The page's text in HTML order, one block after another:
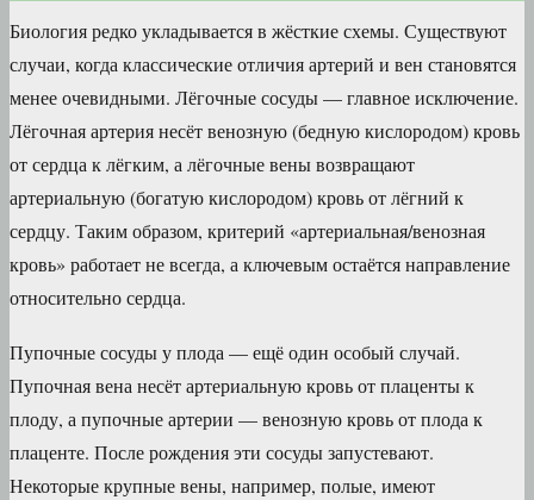
Биология редко укладывается в жёсткие схемы. Существуют
случаи, когда классические отличия артерий и вен становятся
менее очевидными. Лёгочные сосуды — главное исключение.
Лёгочная артерия несёт венозную (бедную кислородом) кровь
от сердца к лёгким, а лёгочные вены возвращают
артериальную (богатую кислородом) кровь от лёгний к
сердцу. Таким образом, критерий «артериальная/венозная
кровь» работает не всегда, а ключевым остаётся направление
относительно сердца.
Пупочные сосуды у плода — ещё один особый случай.
Пупочная вена несёт артериальную кровь от плаценты к
плоду, а пупочные артерии — венозную кровь от плода к
плаценте. После рождения эти сосуды запустевают.
Некоторые крупные вены, например, полые, имеют